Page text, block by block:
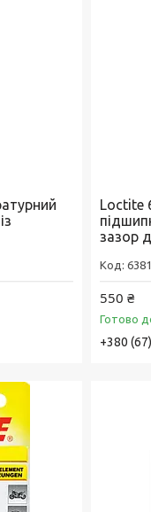
Loctite
зазор
550 ₴
Готово
+380